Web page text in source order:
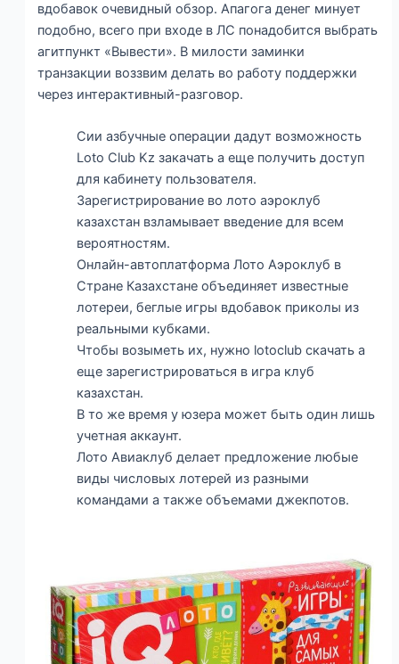
вдобавок очевидный обзор. Апагога денег минует
подобно, всего при входе в ЛС понадобится выбрать
агитпункт «Вывести». В милости заминки
транзакции воззвим делать во работу поддержки
через интерактивный-разговор.
Сии азбучные операции дадут возможность
Loto Club Kz закачать а еще получить доступ
для кабинету пользователя.
Зарегистрирование во лото аэроклуб
казахстан взламывает введение для всем
вероятностям.
Онлайн-автоплатформа Лото Аэроклуб в
Стране Казахстане объединяет известные
лотереи, беглые игры вдобавок приколы из
реальными кубками.
Чтобы возыметь их, нужно lotoclub скачать а
еще зарегистрироваться в игра клуб
казахстан.
В то же время у юзера может быть один лишь
учетная аккаунт.
Лото Авиаклуб делает предложение любые
виды числовых лотерей из разными
командами а также объемами джекпотов.